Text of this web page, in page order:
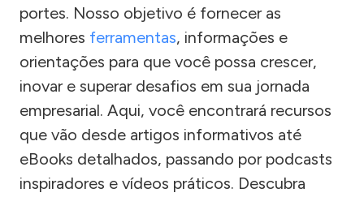
portes. Nosso objetivo é fornecer as
melhores ferramentas, informações e
orientações para que você possa crescer,
inovar e superar desafios em sua jornada
empresarial. Aqui, você encontrará recursos
que vão desde artigos informativos até
eBooks detalhados, passando por podcasts
inspiradores e vídeos práticos. Descubra